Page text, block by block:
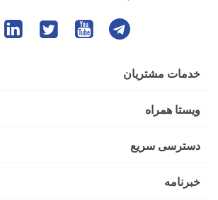
خدمات مشتریان
ویستا همراه
دسترسی سریع
خبرنامه